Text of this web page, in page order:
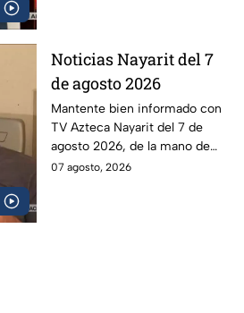
Noticias Nayarit del 7
de agosto 2026
Mantente bien informado con
TV Azteca Nayarit del 7 de
agosto 2026, de la mano de
Jorge Kirschner.
07 agosto, 2026